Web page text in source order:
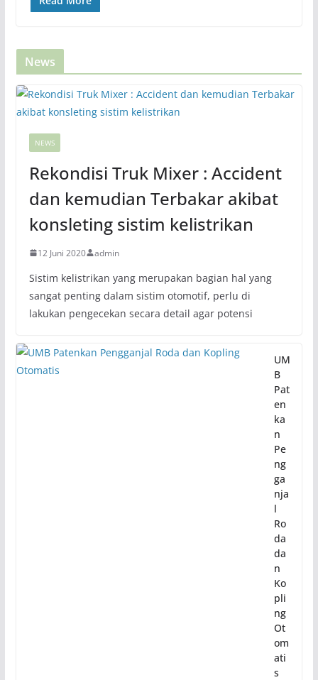
News
NEWS
Rekondisi Truk Mixer : Accident
dan kemudian Terbakar akibat
konsleting sistim kelistrikan
12 Juni 2020 admin
Sistim kelistrikan yang merupakan bagian hal yang
sangat penting dalam sistim otomotif, perlu di
lakukan pengecekan secara detail agar potensi
UM
B
Pat
en
ka
n
Pe
ng
ga
nja
l
Ro
da
da
n
Ko
pli
ng
Ot
om
ati
s